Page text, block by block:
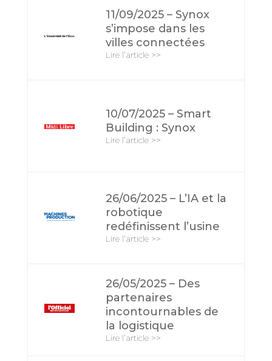
11/09/2025 – Synox
s’impose dans les
villes connectées
Lire l’article >>
10/07/2025 – Smart
Building : Synox
Lire l’article >>
26/06/2025 – L’IA et la
robotique
redéfinissent l’usine
Lire l’article >>
26/05/2025 – Des
partenaires
incontournables de
la logistique
Lire l’article >>